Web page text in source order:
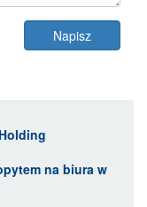
na biura w